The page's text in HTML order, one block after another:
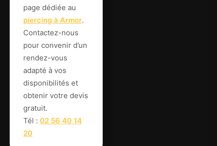
page dédiée au
piercing à Armor.
Contactez-nous
pour convenir d’un
rendez-vous
adapté à vos
disponibilités et
obtenir votre devis
gratuit.
Tél : 02 56 40 14
20